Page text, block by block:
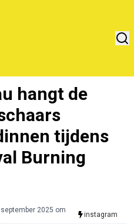
hangt de
tijdens
Burning
2025 om
instagram